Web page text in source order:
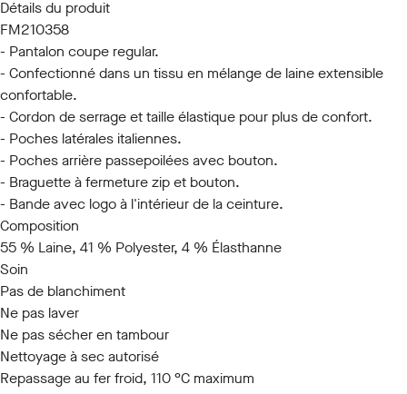
Détails du produit
FM210358
- Pantalon coupe regular.
- Confectionné dans un tissu en mélange de laine extensible
confortable.
- Cordon de serrage et taille élastique pour plus de confort.
- Poches latérales italiennes.
- Poches arrière passepoilées avec bouton.
- Braguette à fermeture zip et bouton.
- Bande avec logo à l'intérieur de la ceinture.
Composition
55 % Laine, 41 % Polyester, 4 % Élasthanne
Soin
Pas de blanchiment
Ne pas laver
Ne pas sécher en tambour
Nettoyage à sec autorisé
Repassage au fer froid, 110 °C maximum